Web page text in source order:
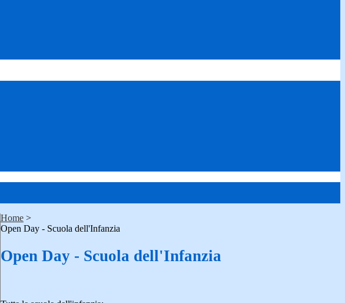
Home >
Open Day - Scuola dell'Infanzia
Open Day - Scuola dell'Infanzia